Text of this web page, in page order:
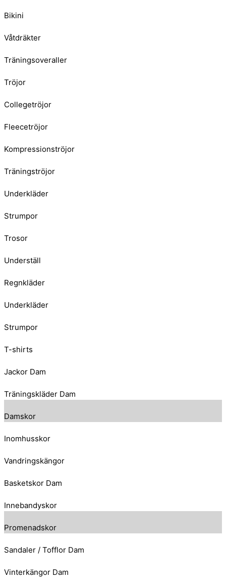
Bikini
Våtdräkter
Träningsoveraller
Tröjor
Collegetröjor
Fleecetröjor
Kompressionströjor
Träningströjor
Underkläder
Strumpor
Trosor
Underställ
Regnkläder
Underkläder
Strumpor
T-shirts
Jackor Dam
Träningskläder Dam
Damskor
Inomhusskor
Vandringskängor
Basketskor Dam
Innebandyskor
Promenadskor
Sandaler / Tofflor Dam
Vinterkängor Dam